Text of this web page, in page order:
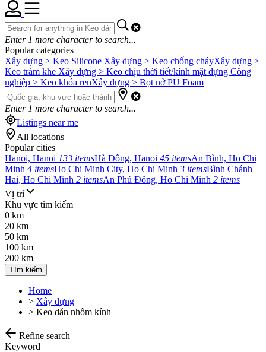
Enter 1 more character to search...
Popular categories
Xây dựng > Keo Silicone Xây dựng > Keo chống cháyXây dựng >
Keo trám khe Xây dựng > Keo chịu thời tiết/kính mặt đựng Công
nghiệp > Keo khóa renXây dựng > Bọt nở PU Foam
Enter 1 more character to search...
Listings near me
All locations
Popular cities
Hanoi, Hanoi 133 itemsHà Đông, Hanoi 45 itemsAn Bình, Ho Chi
Minh 4 itemsHo Chi Minh City, Ho Chi Minh 3 itemsBình Chánh
Hai, Ho Chi Minh 2 itemsAn Phú Đông, Ho Chi Minh 2 items
Vị trí
Khu vực tìm kiếm
0 km
20 km
50 km
100 km
200 km
Tìm kiếm
Home
> Xây dựng
> Keo dán nhôm kính
Refine search
Keyword